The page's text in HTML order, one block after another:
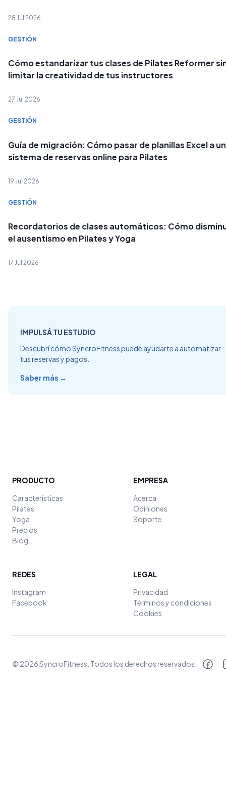
28 Jul 2026
GESTIÓN
Cómo estandarizar tus clases de Pilates Reformer
limitar la creatividad de tus instructores
27 Jul 2026
GESTIÓN
Guía de migración: Cómo pasar de planillas Excel a un
sistema de reservas online para Pilates
19 Jul 2026
GESTIÓN
Recordatorios de clases automáticos: Cómo
el ausentismo en Pilates y Yoga
17 Jul 2026
IMPULSÁ TU ESTUDIO
Descubrí cómo SyncroFitness puede ayudarte a automatizar
tus reservas y pagos.
Saber más →
PRODUCTO
Características
Pilates
Yoga
Precios
Blog
EMPRESA
Acerca
Opiniones
Soporte
REDES
Instagram
Facebook
LEGAL
Privacidad
Términos y condiciones
Cookies
© 2026SyncroFitness . Todos los derechos reservados.